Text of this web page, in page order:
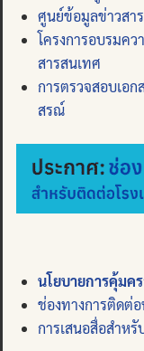
ศูนย์ข้อมูลข่าวสาร
โครงการอบรมคว
สารสนเทศ
การตรวจสอบเอก
สรณ์
นโยบายการคุ้ม
ช่องทางการติดต่
การเสนอสื่อสำหรั